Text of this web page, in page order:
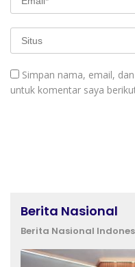
Simpan nama, email,
untuk komentar saya
Berita Nasional
Berita Nasional